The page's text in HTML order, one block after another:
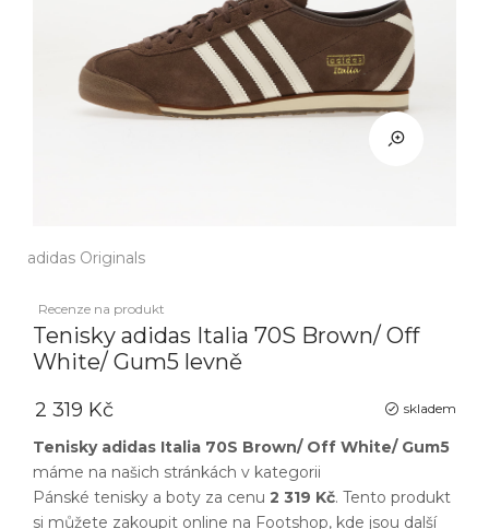
adidas Originals
Recenze na produkt
Tenisky adidas Italia 70S Brown/ Off
White/ Gum5 levně
skladem
2 319 Kč
Tenisky adidas Italia 70S Brown/ Off White/ Gum5
máme na našich stránkách v kategorii
Pánské tenisky a boty za cenu 2 319 Kč. Tento produkt
si můžete zakoupit online na Footshop, kde jsou další